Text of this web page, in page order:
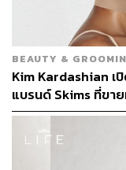
BEAUTY &
Kim Kardashian เ
แบรนด์ Skims ที่ขาย